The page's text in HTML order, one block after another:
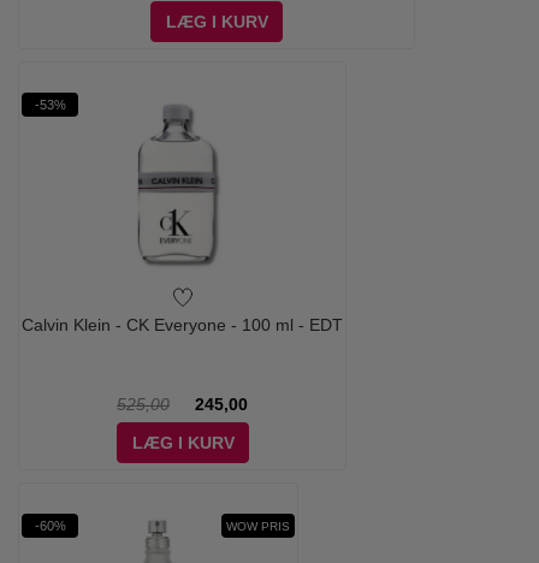
LÆG I KURV
-53%
Calvin Klein - CK Everyone - 100 ml - EDT
525,00
245,00
LÆG I KURV
-60% WOW PRIS